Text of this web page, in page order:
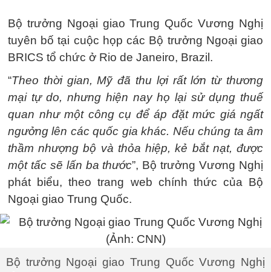
Bộ trưởng Ngoại giao Trung Quốc Vương Nghị
tuyên bố tại cuộc họp các Bộ trưởng Ngoại giao
BRICS tổ chức ở Rio de Janeiro, Brazil.
“Theo thời gian, Mỹ đã thu lợi rất lớn từ thương
mại tự do, nhưng hiện nay họ lại sử dụng thuế
quan như một công cụ để áp đặt mức giá ngất
ngưởng lên các quốc gia khác. Nếu chúng ta âm
thầm nhượng bộ và thỏa hiệp, kẻ bắt nạt, được
một tấc sẽ lấn ba thước”, Bộ trưởng Vương Nghị
phát biểu, theo trang web chính thức của Bộ
Ngoại giao Trung Quốc.
Bộ trưởng Ngoại giao Trung Quốc Vương Nghị